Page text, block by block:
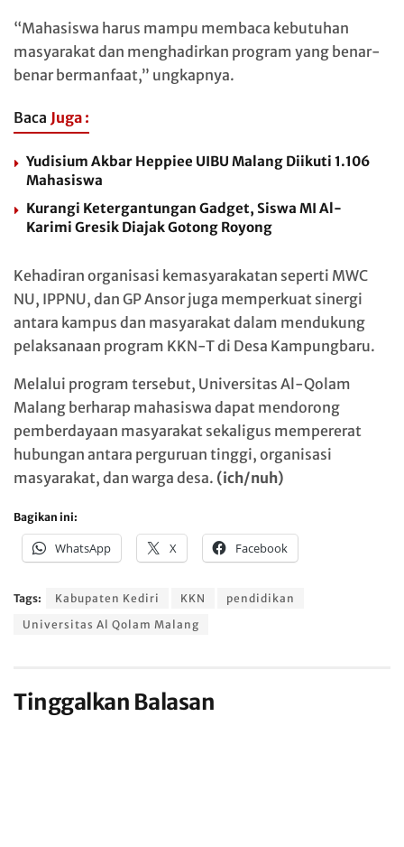
“Mahasiswa harus mampu membaca kebutuhan
masyarakat dan menghadirkan program yang benar-
benar bermanfaat,” ungkapnya.
Baca Juga :
Yudisium Akbar Heppiee UIBU Malang Diikuti 1.106
Mahasiswa
Kurangi Ketergantungan Gadget, Siswa MI Al-
Karimi Gresik Diajak Gotong Royong
Kehadiran organisasi kemasyarakatan seperti MWC
NU, IPPNU, dan GP Ansor juga memperkuat sinergi
antara kampus dan masyarakat dalam mendukung
pelaksanaan program KKN-T di Desa Kampungbaru.
Melalui program tersebut, Universitas Al-Qolam
Malang berharap mahasiswa dapat mendorong
pemberdayaan masyarakat sekaligus mempererat
hubungan antara perguruan tinggi, organisasi
masyarakat, dan warga desa. (ich/nuh)
Bagikan ini:
WhatsApp X Facebook
Tags: Kabupaten Kediri KKN
pendidikan
Universitas Al Qolam Malang
Tinggalkan Balasan